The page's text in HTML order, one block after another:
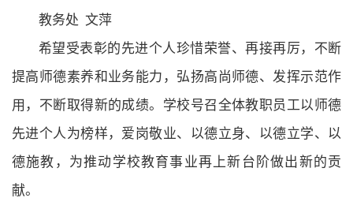
教务处 文萍
希望受表彰的先进个人珍惜荣誉、再接再厉，不断
提高师德素养和业务能力，弘扬高尚师德、发挥示范作
用，不断取得新的成绩。学校号召全体教职员工以师德
先进个人为榜样，爱岗敬业、以德立身、以德立学、以
德施教，为推动学校教育事业再上新台阶做出新的贡
献。